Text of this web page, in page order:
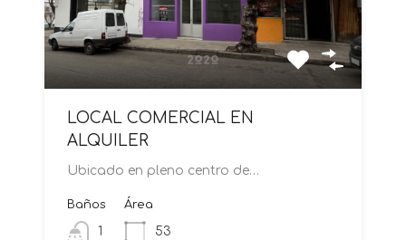
LOCAL COMERCIAL EN
ALQUILER
Ubicado en pleno centro de…
Baños
1
Área
53